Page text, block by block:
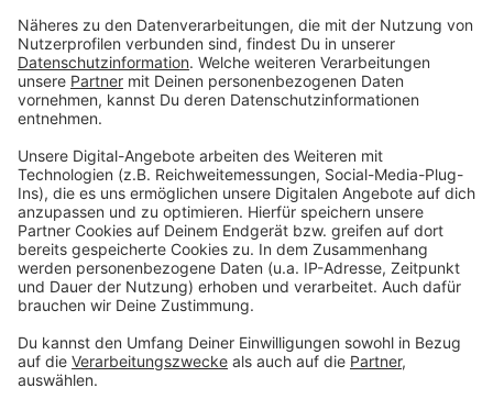
noch mal steigen. Aber dann ab März soll es wieder
deutlich besser aussehen.
Anzeige
Corona geht vorbei, der Fachkräftemangel
bleibt
Anzeige
70 Prozent mehr Stellen ausgeschrieben als noch vor
einem Jahr. Das meldet die Arbeitsagentur. Allerdings